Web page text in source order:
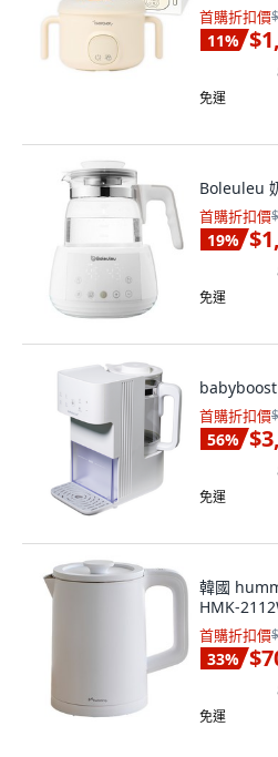
首購折扣價
11%
免運
Boleuleu
首購折扣價
19%
免運
首購折扣價
56%
免運
韓國
HMK-
首購折扣價
33%
免運